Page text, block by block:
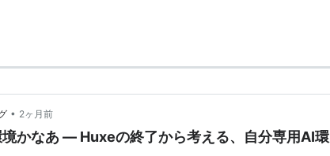
• 2ヶ月前
かなあ — Huxeの終了から考える、自分専用AI環